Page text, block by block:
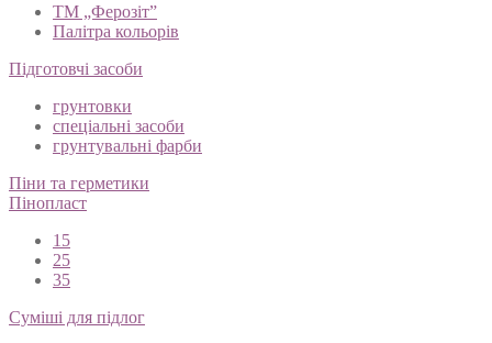
ТМ „Ферозіт”
Палітра кольорів
Підготовчі засоби
грунтовки
спеціальні засоби
грунтувальні фарби
Піни та герметики
Пінопласт
15
25
35
Суміші для підлог